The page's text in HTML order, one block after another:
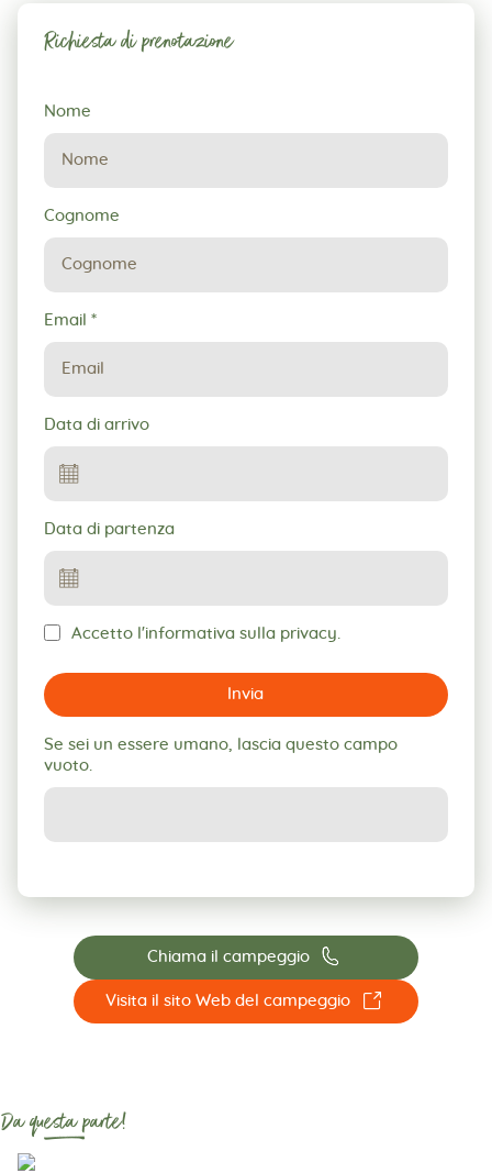
Richiesta di prenotazione
Richiesta
di
prenotazione
Nome
Cognome
Email *
Data di arrivo
Data di partenza
Accetto l'informativa sulla privacy.
Invia
Se sei un essere umano, lascia questo campo
vuoto.
Chiama il campeggio 📞
Visita il sito Web del campeggio ☐
Da questa parte!